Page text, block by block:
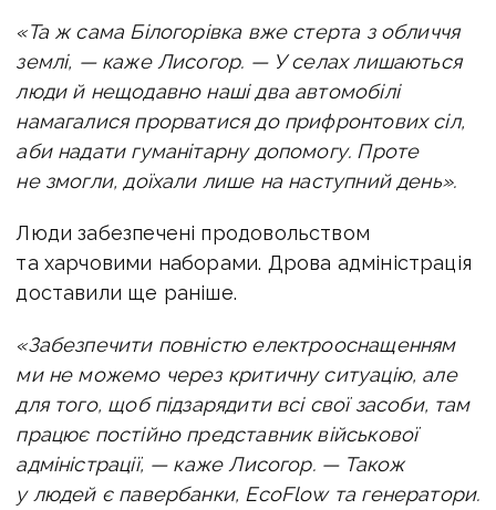
«Та ж сама Білогорівка вже стерта з обличчя
землі, — каже Лисогор. — У селах лишаються
люди й нещодавно наші два автомобілі
намагалися прорватися до прифронтових сіл,
аби надати гуманітарну допомогу. Проте
не змогли, доїхали лише на наступний день».
Люди забезпечені продовольством
та харчовими наборами. Дрова адміністрація
доставили ще раніше.
«Забезпечити повністю електрооснащенням
ми не можемо через критичну ситуацію, але
для того, щоб підзарядити всі свої засоби, там
працює постійно представник військової
адміністрації, — каже Лисогор. — Також
у людей є павербанки, EcoFlow та генератори.